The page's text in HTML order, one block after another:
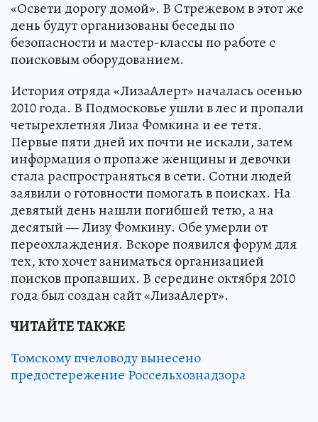
«Освети дорогу домой». В Стрежевом в этот же
день будут организованы беседы по
безопасности и мастер-классы по работе с
поисковым оборудованием.
История отряда «ЛизаАлерт» началась осенью
2010 года. В Подмосковье ушли в лес и пропали
четырехлетняя Лиза Фомкина и ее тетя.
Первые пяти дней их почти не искали, затем
информация о пропаже женщины и девочки
стала распространяться в сети. Сотни людей
заявили о готовности помогать в поисках. На
девятый день нашли погибшей тетю, а на
десятый — Лизу Фомкину. Обе умерли от
переохлаждения. Вскоре появился форум для
тех, кто хочет заниматься организацией
поисков пропавших. В середине октября 2010
года был создан сайт «ЛизаАлерт».
ЧИТАЙТЕ ТАКЖЕ
Томскому пчеловоду вынесено
предостережение Россельхознадзора